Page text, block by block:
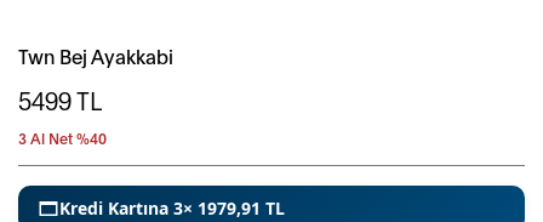
Twn Bej Ayakkabi
5499TL
3 Al Net %40
Kredi Kartına 3× 1979,91 TL